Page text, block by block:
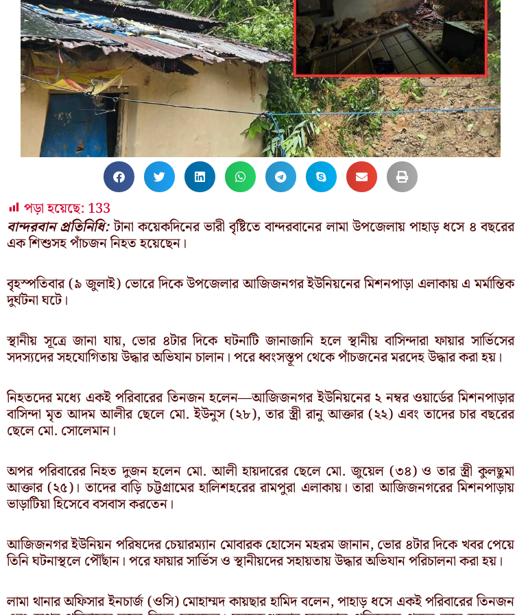
পড়া হয়েছে: 133
বান্দরবান প্রতিনিধি:টানা কয়েকদিনের ভারী বৃষ্টিতে বান্দরবানের লামা উপজেলায় পাহাড় ধসে ৪ বছরের
এক শিশুসহ পাঁচজন নিহত হয়েছেন।
বৃহস্পতিবার (৯ জুলাই) ভোরে দিকে উপজেলার আজিজনগর ইউনিয়নের মিশনপাড়া এলাকায় এ মর্মান্তিক
দুর্ঘটনা ঘটে।
স্থানীয় সূত্রে জানা যায়, ভোর ৪টার দিকে ঘটনাটি জানাজানি হলে স্থানীয় বাসিন্দারা ফায়ার সার্ভিসের
সদস্যদের সহযোগিতায় উদ্ধার অভিযান চালান। পরে ধ্বংসস্তূপ থেকে পাঁচজনের মরদেহ উদ্ধার করা হয়।
নিহতদের মধ্যে একই পরিবারের তিনজন হলেন—আজিজনগর ইউনিয়নের ২ নম্বর ওয়ার্ডের মিশনপাড়ার
বাসিন্দা মৃত আদম আলীর ছেলে মো. ইউনুস (২৮), তার স্ত্রী রানু আক্তার (২২) এবং তাদের চার বছরের
ছেলে মো. সোলেমান।
অপর পরিবারের নিহত দুজন হলেন মো. আলী হায়দারের ছেলে মো. জুয়েল (৩৪) ও তার স্ত্রী কুলছুমা
আক্তার (২৫)। তাদের বাড়ি চট্টগ্রামের হালিশহরের রামপুরা এলাকায়। তারা আজিজনগরের মিশনপাড়ায়
ভাড়াটিয়া হিসেবে বসবাস করতেন।
আজিজনগর ইউনিয়ন পরিষদের চেয়ারম্যান মোবারক হোসেন মহরম জানান, ভোর ৪টার দিকে খবর পেয়ে
তিনি ঘটনাস্থলে পৌঁছান। পরে ফায়ার সার্ভিস ও স্থানীয়দের সহায়তায় উদ্ধার অভিযান পরিচালনা করা হয়।
লামা থানার অফিসার ইনচার্জ (ওসি) মোহাম্মদ কায়ছার হামিদ বলেন, পাহাড় ধসে একই পরিবারের তিনজন